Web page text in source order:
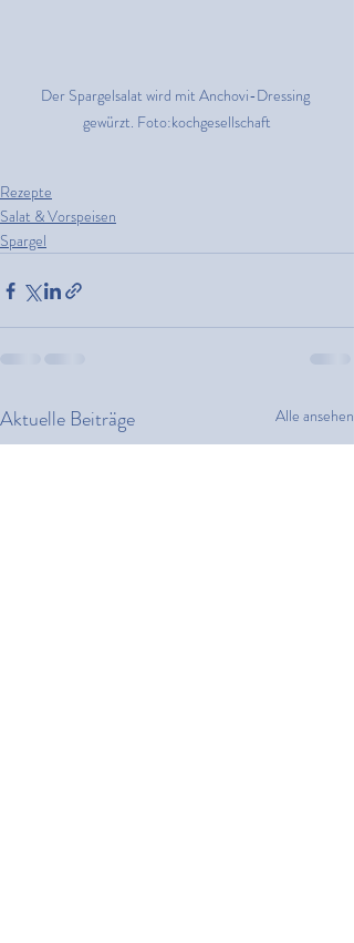
Der Spargelsalat wird mit Anchovi-Dressing
gewürzt. Foto:kochgesellschaft
Rezepte
Salat & Vorspeisen
Spargel
Aktuelle Beiträge Alle ansehen